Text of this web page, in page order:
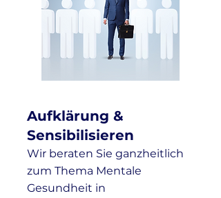
Aufklärung &
Sensibilisieren
Wir beraten Sie ganzheitlich
zum Thema Mentale
Gesundheit in